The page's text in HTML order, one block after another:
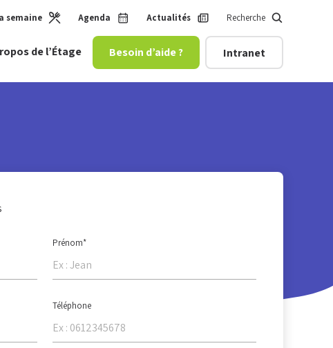
semaine Agenda Actualités Recherche
de l’Étage Besoin d’aide ? Intranet
Prénom*
Téléphone